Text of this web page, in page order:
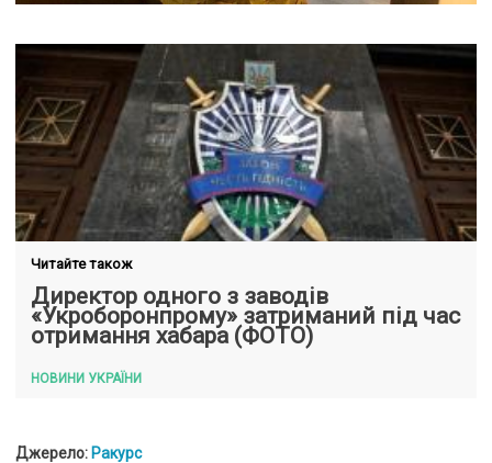
Читайте також
Директор одного з заводів
«Укроборонпрому» затриманий під час
отримання хабара (ФОТО)
НОВИНИ УКРАЇНИ
Джерело: Ракурс